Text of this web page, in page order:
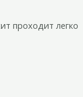
проходит легко